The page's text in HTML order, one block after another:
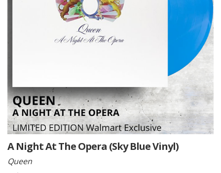
A Night At The Opera (Sky Blue Vinyl)
Queen